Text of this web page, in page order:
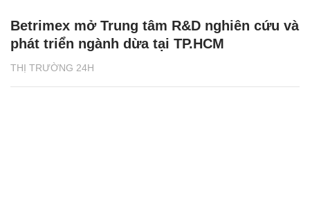
THỊ TRƯỜNG 24H
Betrimex mở Trung tâm R&D nghiên cứu và
phát triển ngành dừa tại TP.HCM